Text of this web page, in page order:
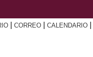
CORREO CALENDARIO